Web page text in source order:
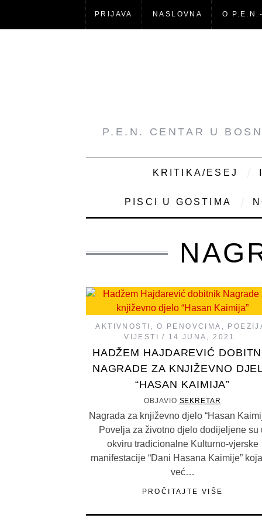
PRIJAVA NASLOVNA O
P.E.N. CENTAR U
KRITIKA/ESEJ
PISCI U GOSTIMA
AKTIVNOSTI ,O PENOVCIMA ,
VIJESTI
14 JUNA, 2021
HADŽEM HAJDAREVIĆ
NAGRADE ZA KNJIŽEVNO
“HASAN KAIMIJA”
OBJAVIO SEKRETAR
Nagrada za književno djelo “Hasan
Povelja za životno djelo dodijeljene su
okviru tradicionalne Kulturno-vjerske
manifestacije “Dani Hasana Kaimije”
već…
PROČITAJTE VIŠE